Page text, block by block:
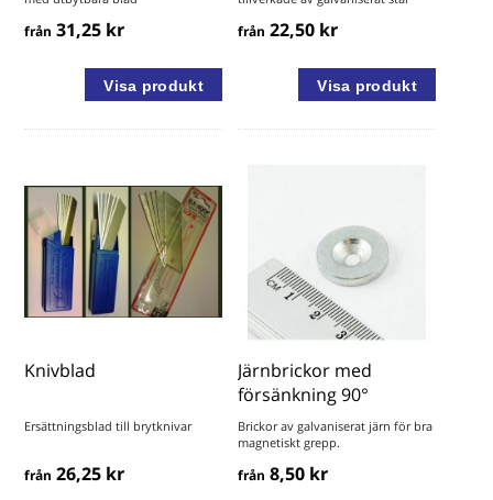
från 31,25 kr från 22,50 kr
Knivblad
Ersättningsblad till brytknivar
från 26,25 kr
Järnbrickor med
försänkning 90°
Brickor av galvaniserat järn för bra
magnetiskt grepp.
från 8,50 kr